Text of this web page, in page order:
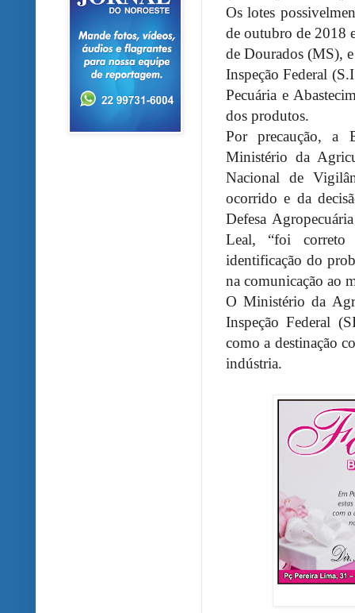
Os lotes
de outubro de 2018
de Dourados (MS),
Inspeção Federal
Pecuária e
dos produtos.
Por precaução, a
Ministério da
Nacional de
ocorrido e da
Defesa
Leal, “foi correto
identificação do
na comunicação ao
O Ministério da
Inspeção Federal
como a destinação
indústria.